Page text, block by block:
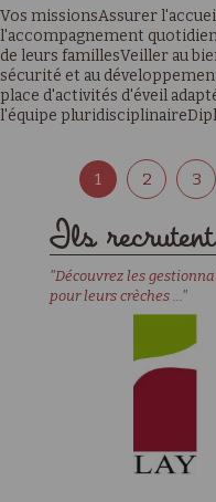
Vos missionsAssurer
l'accompagnement
de leurs famillesVeiller au
sécurité et au
place d'activités d'éveil
l'équipe
1 2 3
Ils recrutent
"Découvrez les
pour leurs crèches ..."